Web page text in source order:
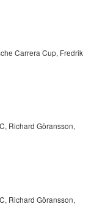
Carrera Cup, Fredrik
Richard Göransson,
Richard Göransson,